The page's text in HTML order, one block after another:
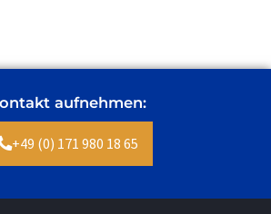
aufnehmen:
+49 (0) 171 980 18 65